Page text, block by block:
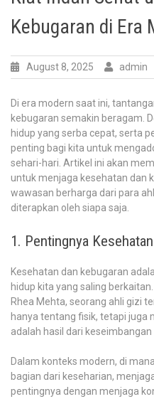
Kebugaran di Era
August 8, 2025 admin
Di era modern saat ini,
kebugaran semakin beragam.
hidup yang serba cepat, serta
penting bagi kita untuk
sehari-hari. Artikel ini akan
untuk menjaga kesehatan dan
wawasan berharga dari para
diterapkan oleh siapa saja.
1. Pentingnya
Kesehatan dan kebugaran
hidup kita yang saling
Rhea Mehta, seorang ahli gizi
hanya tentang fisik, tetapi juga
adalah hasil dari keseimbangan
Dalam konteks modern, di
bagian dari keseharian,
pentingnya dengan menjaga